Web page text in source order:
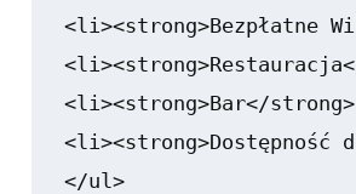
<li><strong>Bezpłatne
<li><strong>Bar</
<li><strong>Dostępność
</ul>